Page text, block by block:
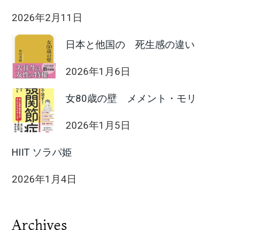
2026年2月11日
日本と他国の 死生感の違い
2026年1月6日
女80歳の壁 メメント・モリ
2026年1月5日
HIIT ソラパ姫
2026年1月4日
Archives